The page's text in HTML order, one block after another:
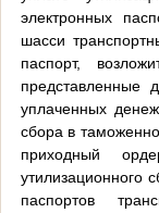
электронных
шасси
паспорт,
представленные
уплаченных
сбора в
приходный
утилизационного
паспортов